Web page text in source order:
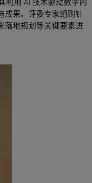
利用 AI 技术驱动数字内
成果。评委专家组则针
落地规划等关键要素进